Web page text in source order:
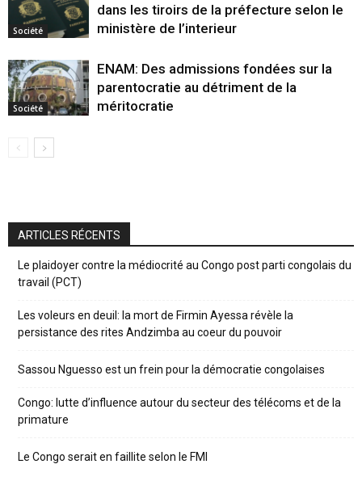
Société
dans les tiroirs de la préfecture selon le
ministère de l’interieur
Société
ENAM: Des admissions fondées sur la
parentocratie au détriment de la
méritocratie
ARTICLES RÉCENTS
Le plaidoyer contre la médiocrité au Congo post parti congolais du
travail (PCT)
Les voleurs en deuil: la mort de Firmin Ayessa révèle la
persistance des rites Andzimba au coeur du pouvoir
Sassou Nguesso est un frein pour la démocratie congolaises
Congo: lutte d’influence autour du secteur des télécoms et de la
primature
Le Congo serait en faillite selon le FMI